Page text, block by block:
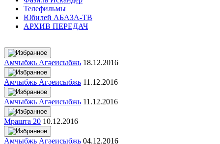
Телефильмы
Юбилей АБАЗА-ТВ
АРХИВ ПЕРЕДАЧ
Амчыбжь Агәеисыбжь 18.12.2016
Амчыбжь Агәеисыбжь 11.12.2016
Амчыбжь Агәеисыбжь 11.12.2016
Мрашта 20 10.12.2016
Амчыбжь Агәеисыбжь 04.12.2016